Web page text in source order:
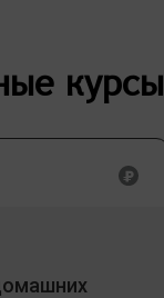
курсы